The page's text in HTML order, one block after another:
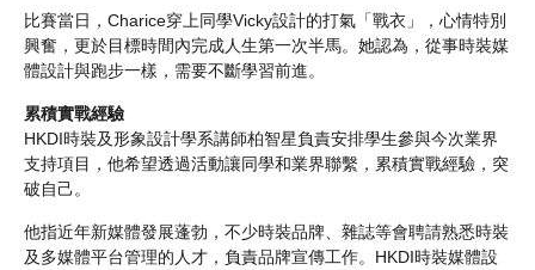
比賽當日，Charice穿上同學Vicky設計的打氣「戰衣」，心情特別
興奮，更於目標時間內完成人生第一次半馬。她認為，從事時裝媒
體設計與跑步一樣，需要不斷學習前進。
累積實戰經驗
HKDI時裝及形象設計學系講師柏智星負責安排學生參與今次業界
支持項目，他希望透過活動讓同學和業界聯繫，累積實戰經驗，突
破自己。
他指近年新媒體發展蓬勃，不少時裝品牌、雜誌等會聘請熟悉時裝
及多媒體平台管理的人才，負責品牌宣傳工作。HKDI時裝媒體設